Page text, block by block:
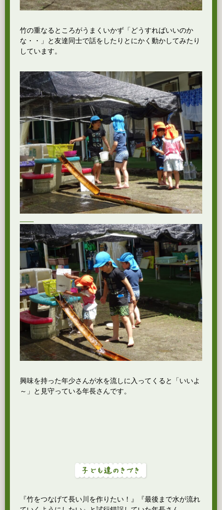
竹の重なるところがうまくいかず「どうすればいいのか
な・・」と友達同士で話をしたりとにかく動かしてみたり
しています。
興味を持った年少さんが水を流しに入ってくると「いいよ
～」と見守っている年長さんです。
『竹をつなげて長い川を作りたい！』『最後まで水が流れ